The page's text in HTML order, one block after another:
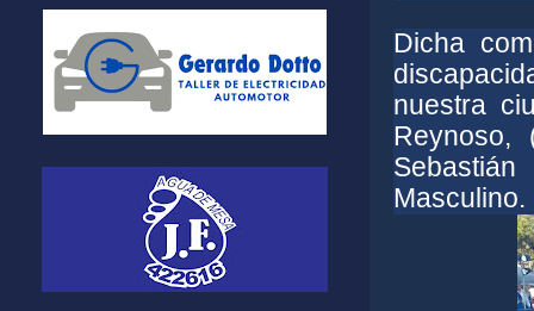
Dicha
nuestra
Reynoso,
Masculino.